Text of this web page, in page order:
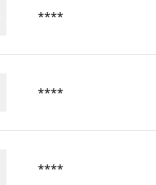
****
****
****